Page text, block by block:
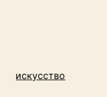
искусство